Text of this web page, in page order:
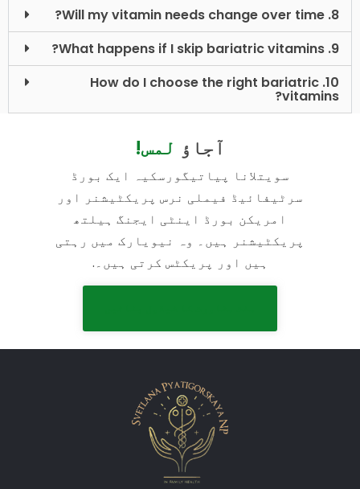
8. Will my vitamin needs change over time?
9. What happens if I skip bariatric vitamins?
10. How do I choose the right bariatric
vitamins?
آجاؤ لمس!
سویتلانا پیاتیگورسکیہ ایک بورڈ
سرٹیفائیڈ فیملی نرس پریکٹیشنر اور
امریکن بورڈ اینٹی ایجنگ ہیلتھ
پریکٹیشنر ہیں۔ وہ نیویارک میں رہتی
ہیں اور پریکٹس کرتی ہیں۔.